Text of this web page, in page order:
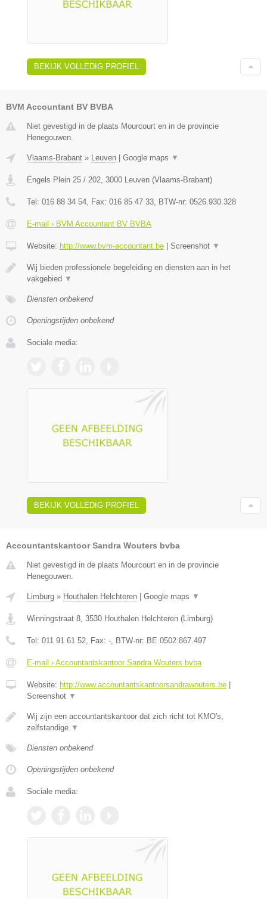
BEKIJK VOLLEDIG PROFIEL
BVM Accountant BV BVBA
Niet gevestigd in de plaats Mourcourt en in de provincie
Henegouwen.
Vlaams-Brabant » Leuven Google maps ▼
Engels Plein 25 / 202, 3000 Leuven (Vlaams-Brabant)
Tel: 016 88 34 54, Fax: 016 85 47 33, BTW-nr: 0526.930.328
E-mail › BVM Accountant BV BVBA
Website: http://www.bvm-accountant.be Screenshot ▼
Wij bieden professionele begeleiding en diensten aan in het
vakgebied ▼
Diensten onbekend
Openingstijden onbekend
Sociale media:
BEKIJK VOLLEDIG PROFIEL
Accountantskantoor Sandra Wouters bvba
Niet gevestigd in de plaats Mourcourt en in de provincie
Henegouwen.
Limburg » Houthalen Helchteren Google maps ▼
Winningstraat 8 3530 Houthalen Helchteren ( Limburg)
Tel: 011 91 61 52 , Fax: - , BTW-nr: BE 0502.867.497
E-mail › Accountantskantoor Sandra Wouters bvba
Website: http://www.accountantskantoorsandrawouters.be
Screenshot ▼
Wij zijn een accountantskantoor dat zich richt tot KMO's,
zelfstandige ▼
Diensten onbekend
Openingstijden onbekend
Sociale media: